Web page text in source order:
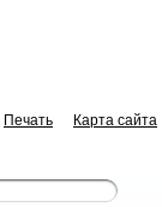
Печать Карта сайта